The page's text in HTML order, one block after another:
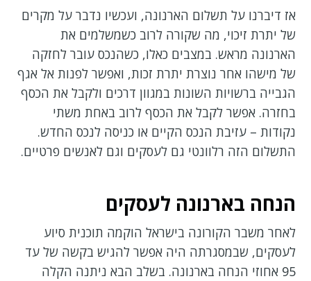
אז דיברנו על תשלום הארנונה, ועכשיו נדבר על מקרים
של יתרת זיכוי, מה שקורה לרוב כשמשלמים את
הארנונה מראש. במצבים כאלו, כשהנכס עובר לחזקה
של מישהו אחר נוצרת יתרת זכות, ואפשר לפנות אל אגף
הגבייה ברשויות השונות במגוון דרכים ולקבל את הכסף
בחזרה. אפשר לקבל את הכסף לרוב באחת משתי
נקודות – עזיבת הנכס הקיים או כניסה לנכס החדש.
התשלום הזה רלוונטי גם לעסקים וגם לאנשים פרטיים.
הנחה בארנונה לעסקים
לאחר משבר הקורונה בישראל הוקמה תוכנית סיוע
לעסקים, שבמסגרתה היה אפשר להגיש בקשה של עד
95 אחוזי הנחה בארנונה. בשלב הבא ניתנה הקלה